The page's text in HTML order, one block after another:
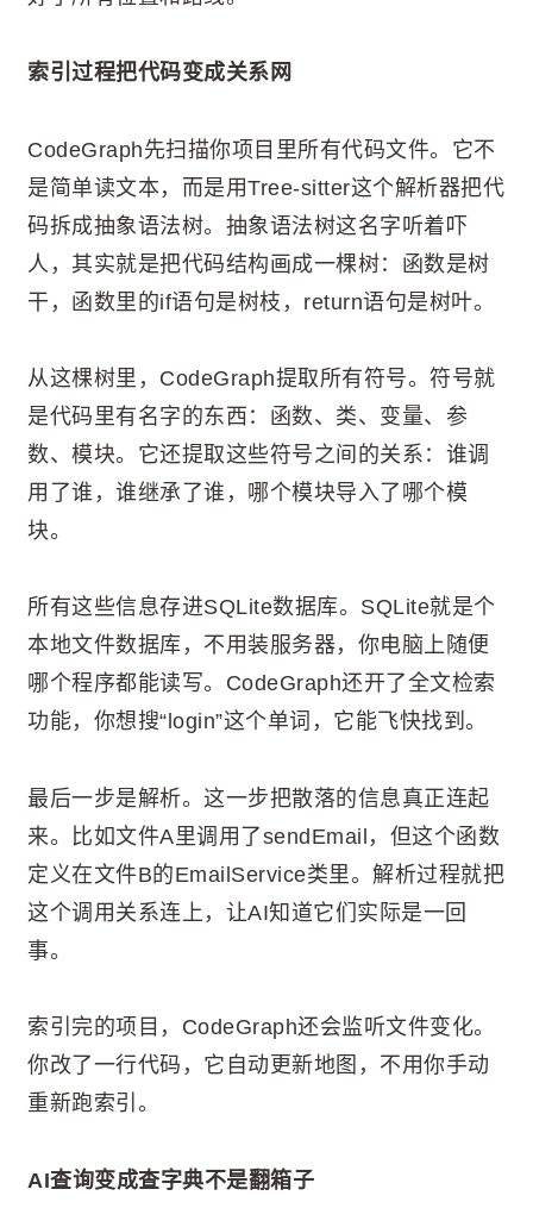
索引过程把代码变成关系网
CodeGraph先扫描你项目里所有代码文件。它不
是简单读文本，而是用Tree-sitter这个解析器把代
码拆成抽象语法树。抽象语法树这名字听着吓
人，其实就是把代码结构画成一棵树：函数是树
干，函数里的if语句是树枝，return语句是树叶。
从这棵树里，CodeGraph提取所有符号。符号就
是代码里有名字的东西：函数、类、变量、参
数、模块。它还提取这些符号之间的关系：谁调
用了谁，谁继承了谁，哪个模块导入了哪个模
块。
所有这些信息存进SQLite数据库。SQLite就是个
本地文件数据库，不用装服务器，你电脑上随便
哪个程序都能读写。CodeGraph还开了全文检索
功能，你想搜“login”这个单词，它能飞快找到。
最后一步是解析。这一步把散落的信息真正连起
来。比如文件A里调用了sendEmail，但这个函数
定义在文件B的EmailService类里。解析过程就把
这个调用关系连上，让AI知道它们实际是一回
事。
索引完的项目，CodeGraph还会监听文件变化。
你改了一行代码，它自动更新地图，不用你手动
重新跑索引。
AI查询变成查字典不是翻箱子